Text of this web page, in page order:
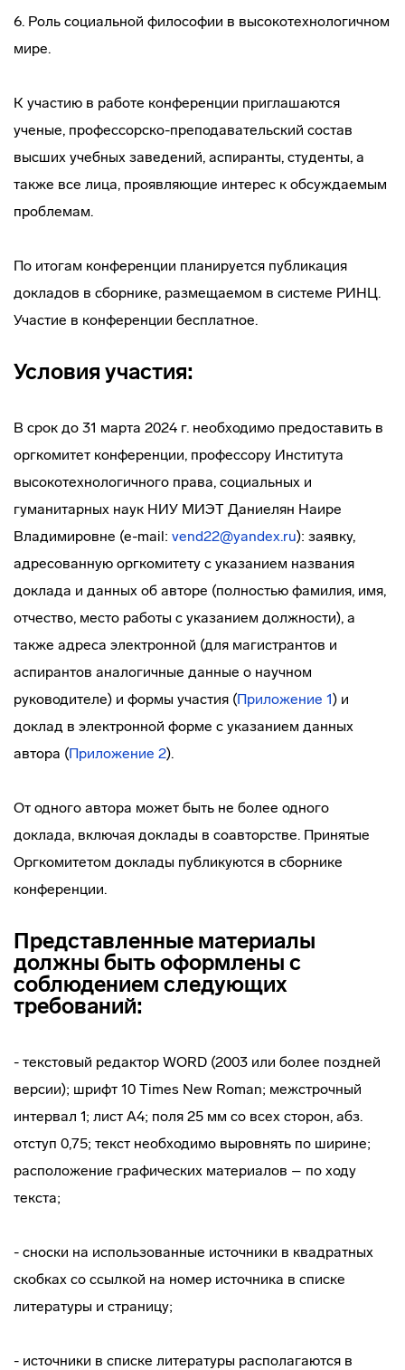
6. Роль социальной философии в высокотехнологичном
мире.
К участию в работе конференции приглашаются
ученые, профессорско-преподавательский состав
высших учебных заведений, аспиранты, студенты, а
также все лица, проявляющие интерес к обсуждаемым
проблемам.
По итогам конференции планируется публикация
докладов в сборнике, размещаемом в системе РИНЦ.
Участие в конференции бесплатное.
Условия участия:
В срок до 31 марта 2024 г. необходимо предоставить в
оргкомитет конференции, профессору Института
высокотехнологичного права, социальных и
гуманитарных наук НИУ МИЭТ Даниелян Наире
Владимировне (e-mail: vend22@yandex.ru): заявку,
адресованную оргкомитету с указанием названия
доклада и данных об авторе (полностью фамилия, имя,
отчество, место работы с указанием должности), а
также адреса электронной (для магистрантов и
аспирантов аналогичные данные о научном
руководителе) и формы участия (Приложение 1) и
доклад в электронной форме с указанием данных
автора (Приложение 2).
От одного автора может быть не более одного
доклада, включая доклады в соавторстве. Принятые
Оргкомитетом доклады публикуются в сборнике
конференции.
Представленные материалы
должны быть оформлены с
соблюдением следующих
требований:
- текстовый редактор WORD (2003 или более поздней
версии); шрифт 10 Тimes New Rоman; межстрочный
интервал 1; лист А4; поля 25 мм со всех сторон, абз.
отступ 0,75; текст необходимо выровнять по ширине;
расположение графических материалов – по ходу
текста;
- сноски на использованные источники в квадратных
скобках со ссылкой на номер источника в списке
литературы и страницу;
- источники в списке литературы располагаются в